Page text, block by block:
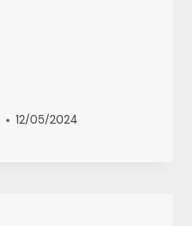
12/05/2024